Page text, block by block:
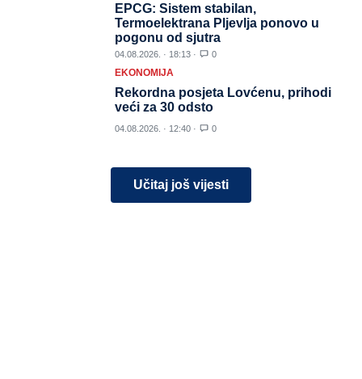
04.08.2026. · 18:13 · 0
EPCG: Sistem stabilan,
Termoelektrana Pljevlja ponovo u
pogonu od sjutra
EKONOMIJA
04.08.2026. · 12:40 · 0
Rekordna posjeta Lovćenu, prihodi
veći za 30 odsto
Učitaj još vijesti